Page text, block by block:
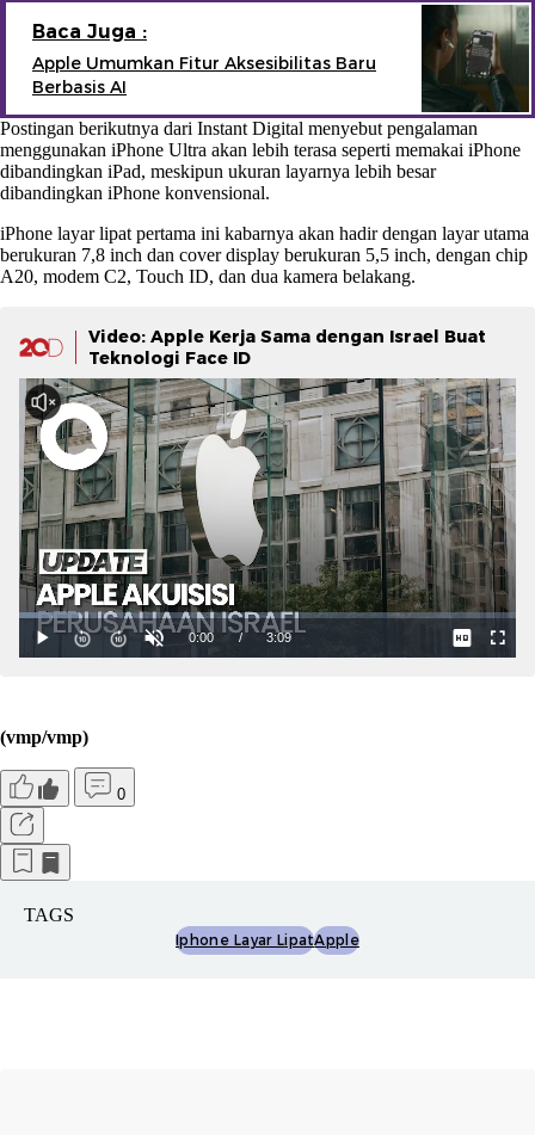
Baca Juga :
Apple Umumkan Fitur Aksesibilitas Baru
Berbasis AI
Postingan berikutnya dari Instant Digital menyebut pengalaman
menggunakan iPhone Ultra akan lebih terasa seperti memakai iPhone
dibandingkan iPad, meskipun ukuran layarnya lebih besar
dibandingkan iPhone konvensional.
iPhone layar lipat pertama ini kabarnya akan hadir dengan layar utama
berukuran 7,8 inch dan cover display berukuran 5,5 inch, dengan chip
A20, modem C2, Touch ID, dan dua kamera belakang.
Video: Apple Kerja Sama dengan Israel Buat
Teknologi Face ID
(vmp/vmp)
0
TAGS
Iphone Layar LipatApple